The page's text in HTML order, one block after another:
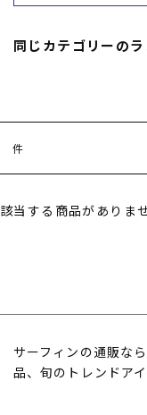
覧
中古/アウトレット サ
ポイン
同じカテゴリーの
件
該当する商品がありませ
サーフィンの通販な
品、旬のトレンドア